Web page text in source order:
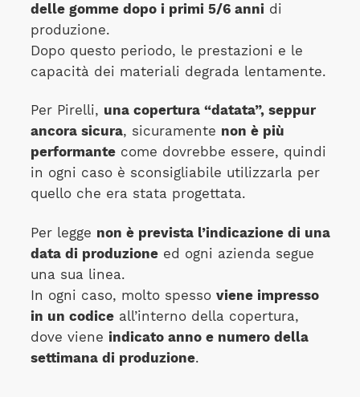
delle gomme dopo i primi 5/6 annidi
produzione.
Dopo questo periodo, le prestazioni e le
capacità dei materiali degrada lentamente.
Per Pirelli, una copertura “datata”, seppur
ancora sicura, sicuramente non è più
performantecome dovrebbe essere, quindi
in ogni caso è sconsigliabile utilizzarla per
quello che era stata progettata.
Per legge non è prevista l’indicazione di una
data di produzioneed ogni azienda segue
una sua linea.
In ogni caso, molto spesso viene impresso
in un codiceall’interno della copertura,
dove viene indicato anno e numero della
settimana di produzione.